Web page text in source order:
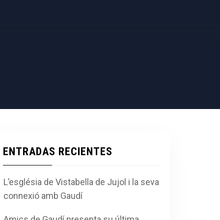
ENTRADAS RECIENTES
L’església de Vistabella de Jujol i la seva
connexió amb Gaudí